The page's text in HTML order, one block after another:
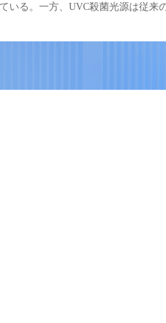
る。一方、UVC殺菌光源は従